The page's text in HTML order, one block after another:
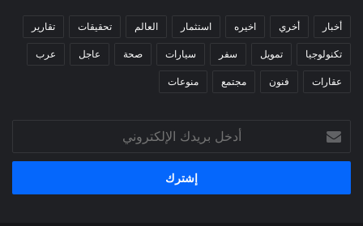
أخبار أخري اخيره استثمار العالم تحقيقات تقارير
تكنولوجيا تمويل سفر سيارات صحة عاجل عرب
عقارات فنون مجتمع منوعات
بريدك
الإلكتروني